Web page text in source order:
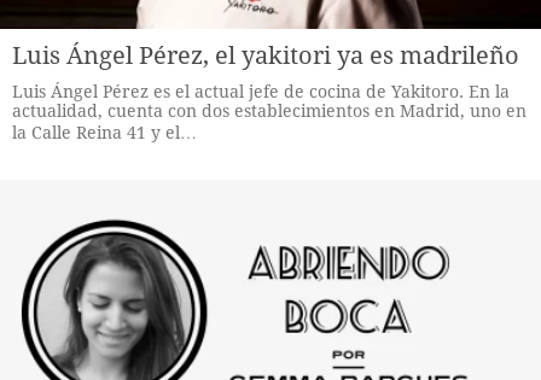
Luis Ángel Pérez, el yakitori ya es madrileño
Luis Ángel Pérez es el actual jefe de cocina de Yakitoro. En la
actualidad, cuenta con dos establecimientos en Madrid, uno en
la Calle Reina 41 y el…